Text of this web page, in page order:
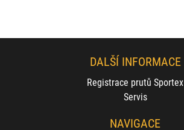
DALŠÍ INFORMACE
Registrace prutů Sportex
Servis
NAVIGACE